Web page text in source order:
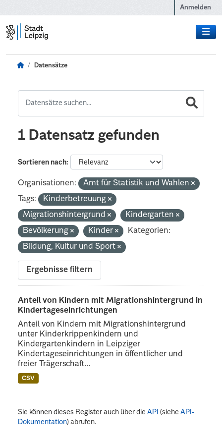
Anmelden
Datensätze
1 Datensatz gefunden
Sortieren nach
Organisationen:
Amt für Statistik und Wahlen
Tags:
Kinderbetreuung
Migrationshintergrund
Kindergarten
Bevölkerung
Kinder
Kategorien:
Bildung, Kultur und Sport
Ergebnisse filtern
Anteil von Kindern mit Migrationshintergrund in
Kindertageseinrichtungen
Anteil von Kindern mit Migrationshintergrund
unter Kinderkrippenkindern und
Kindergartenkindern in Leipziger
Kindertageseinrichtungen in öffentlicher und
freier Trägerschaft...
CSV
Sie können dieses Register auch über dieAPI (sieheAPI-
Dokumentation) abrufen.